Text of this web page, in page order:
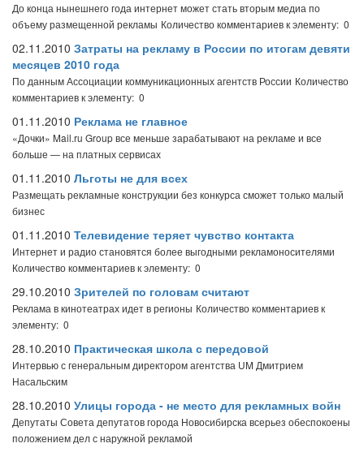
До конца нынешнего года интернет может стать вторым медиа по
объему размещенной рекламы Количество комментариев к элементу: 0
02.11.2010 Затраты на рекламу в России по итогам девяти
месяцев 2010 года
По данным Ассоциации коммуникационных агентств России Количество
комментариев к элементу: 0
01.11.2010 Реклама не главное
«Дочки» Mail.ru Group все меньше зарабатывают на рекламе и все
больше — на платных сервисах
01.11.2010 Льготы не для всех
Размещать рекламные конструкции без конкурса сможет только малый
бизнес
01.11.2010 Телевидение теряет чувство контакта
Интернет и радио становятся более выгодными рекламоносителями
Количество комментариев к элементу: 0
29.10.2010 Зрителей по головам считают
Реклама в кинотеатрах идет в регионы Количество комментариев к
элементу: 0
28.10.2010 Практическая школа с передовой
Интервью с генеральным директором агентства UM Дмитрием
Насальским
28.10.2010 Улицы города - не место для рекламных войн
Депутаты Совета депутатов города Новосибирска всерьез обеспокоены
положением дел с наружной рекламой